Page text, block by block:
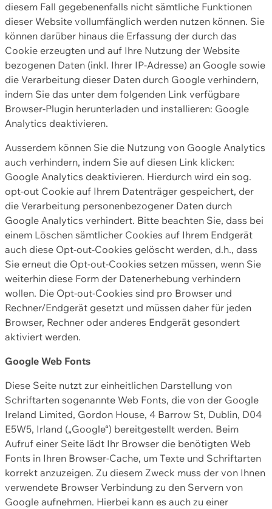
diesem Fall gegebenenfalls nicht sämtliche Funktionen
dieser Website vollumfänglich werden nutzen können. Sie
können darüber hinaus die Erfassung der durch das
Cookie erzeugten und auf Ihre Nutzung der Website
bezogenen Daten (inkl. Ihrer IP-Adresse) an Google sowie
die Verarbeitung dieser Daten durch Google verhindern,
indem Sie das unter dem folgenden Link verfügbare
Browser-Plugin herunterladen und installieren: Google
Analytics deaktivieren.
Ausserdem können Sie die Nutzung von Google Analytics
auch verhindern, indem Sie auf diesen Link klicken:
Google Analytics deaktivieren. Hierdurch wird ein sog.
opt-out Cookie auf Ihrem Datenträger gespeichert, der
die Verarbeitung personenbezogener Daten durch
Google Analytics verhindert. Bitte beachten Sie, dass bei
einem Löschen sämtlicher Cookies auf Ihrem Endgerät
auch diese Opt-out-Cookies gelöscht werden, d.h., dass
Sie erneut die Opt-out-Cookies setzen müssen, wenn Sie
weiterhin diese Form der Datenerhebung verhindern
wollen. Die Opt-out-Cookies sind pro Browser und
Rechner/Endgerät gesetzt und müssen daher für jeden
Browser, Rechner oder anderes Endgerät gesondert
aktiviert werden.
Google Web Fonts
Diese Seite nutzt zur einheitlichen Darstellung von
Schriftarten sogenannte Web Fonts, die von der Google
Ireland Limited, Gordon House, 4 Barrow St, Dublin, D04
E5W5, Irland („Google“) bereitgestellt werden. Beim
Aufruf einer Seite lädt Ihr Browser die benötigten Web
Fonts in Ihren Browser-Cache, um Texte und Schriftarten
korrekt anzuzeigen. Zu diesem Zweck muss der von Ihnen
verwendete Browser Verbindung zu den Servern von
Google aufnehmen. Hierbei kann es auch zu einer